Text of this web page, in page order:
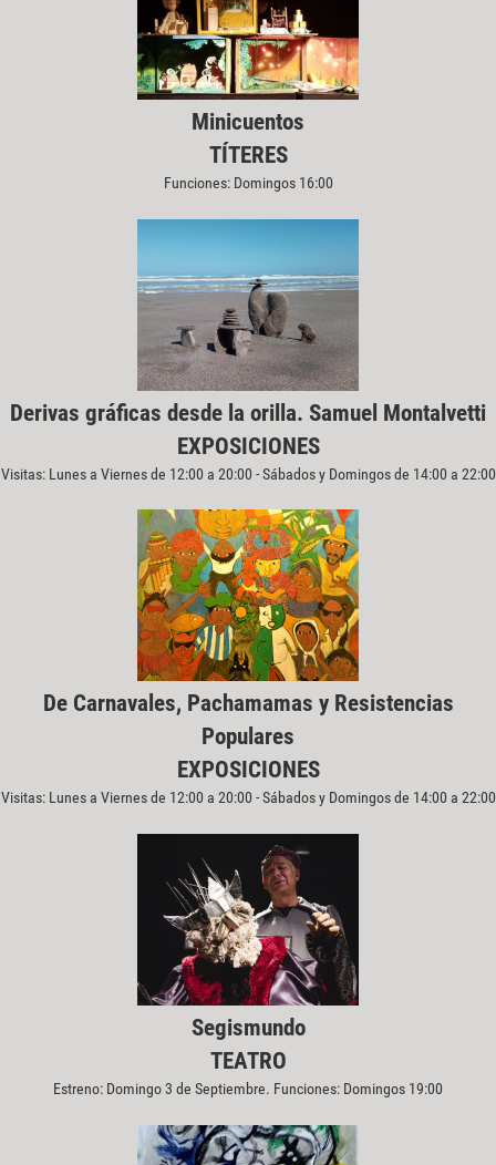
Minicuentos
TÍTERES
Funciones: Domingos 16:00
Derivas gráficas desde la orilla. Samuel Montalvetti
EXPOSICIONES
Visitas: Lunes a Viernes de 12:00 a 20:00 - Sábados y Domingos de 14:00 a 22:00
De Carnavales, Pachamamas y Resistencias
Populares
EXPOSICIONES
Visitas: Lunes a Viernes de 12:00 a 20:00 - Sábados y Domingos de 14:00 a 22:00
Segismundo
TEATRO
Estreno: Domingo 3 de Septiembre. Funciones: Domingos 19:00